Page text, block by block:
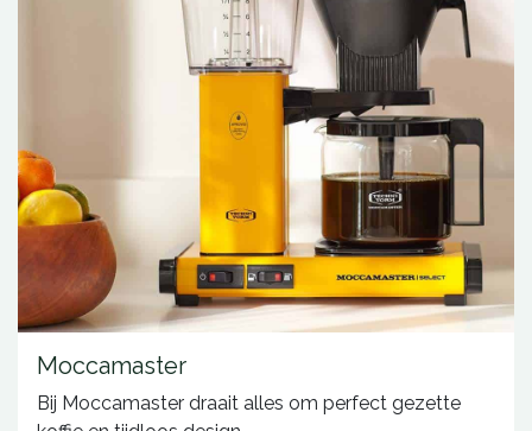
Moccamaster
Bij Moccamaster draait alles om perfect gezette